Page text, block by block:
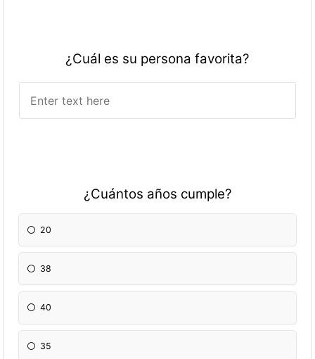
¿Cuál es su persona favorita?
¿Cuántos años cumple?
20
38
40
35